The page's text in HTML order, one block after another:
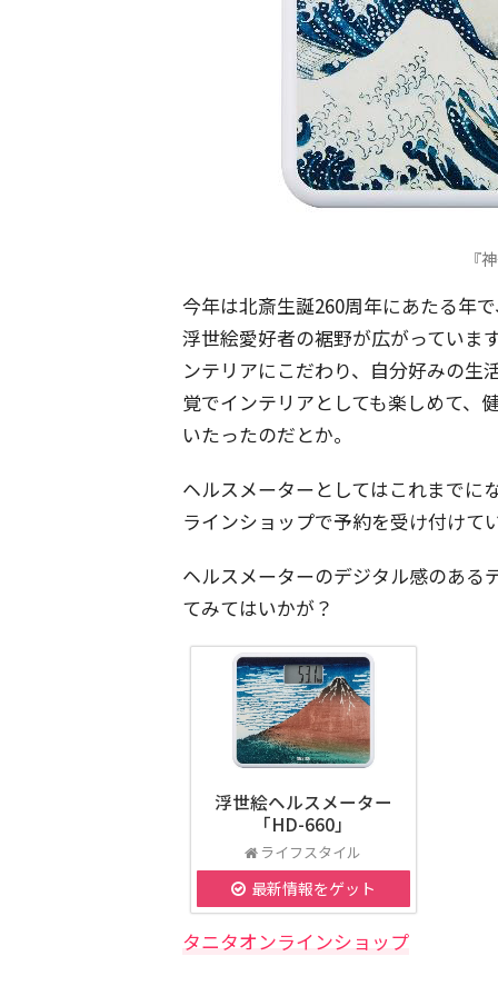
『
今年は北斎生誕260周年にあたる年
浮世絵愛好者の裾野が広がっていま
ンテリアにこだわり、自分好みの生
覚でインテリアとしても楽しめて、
いたったのだとか。
ヘルスメーターとしてはこれまでに
ラインショップで予約を受け付けて
ヘルスメーターのデジタル感のあ
てみてはいかが？
浮世絵ヘルスメーター
「HD-660」
ライフスタイル
最新情報をゲット
タニタオンラインショップ